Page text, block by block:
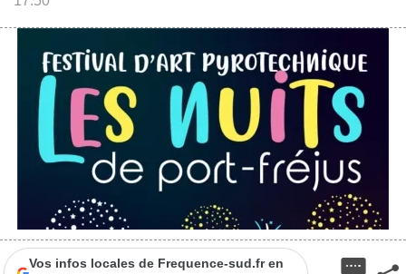
Vos infos locales de Frequence-sud.fr en